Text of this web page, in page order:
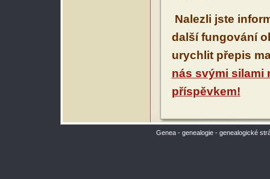
Nalezli jste
další fungování
urychlit přepis
nás svými silami
příspěvkem!
Genea - genealogie - genealogické